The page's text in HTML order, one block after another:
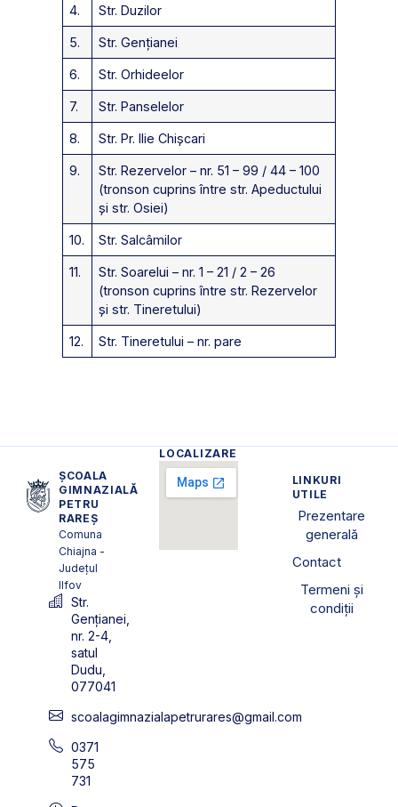
4. Str. Duzilor
5. Str. Gențianei
6. Str. Orhideelor
7. Str. Panselelor
8. Str. Pr. Ilie Chișcari
9.
Str. Rezervelor – nr. 51 – 99 / 44 – 100
(tronson cuprins între str. Apeductului
și str. Osiei)
10. Str. Salcâmilor
11.
Str. Soarelui – nr. 1 – 21 / 2 – 26
(tronson cuprins între str. Rezervelor
și str. Tineretului)
12. Str. Tineretului – nr. pare
ȘCOALA
GIMNAZIALĂ
PETRU
RAREȘ
Comuna
Chiajna -
Județul
Ilfov
Str.
Gențianei,
nr. 2-4,
satul
Dudu,
077041
scoalagimnazialapetrurares@gmail.com
0371
575
731
LOCALIZARE
LINKURI
UTILE
Prezentare
generală
Contact
Termeni și
condiții